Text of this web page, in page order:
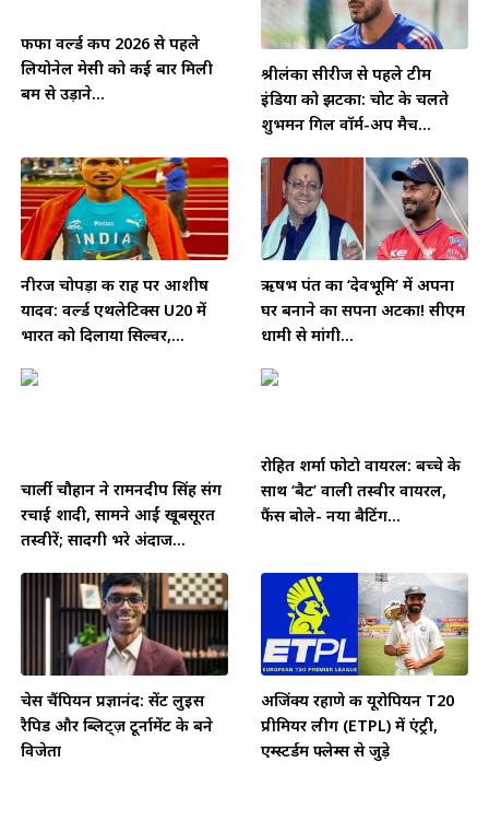
फीफा वर्ल्ड कप 2026 से पहले
लियोनेल मेसी को कई बार मिली
बम से उड़ाने...
श्रीलंका सीरीज से पहले टीम
इंडिया को झटका: चोट के चलते
शुभमन गिल वॉर्म-अप मैच...
नीरज चोपड़ा की राह पर आशीष
यादव: वर्ल्ड एथलेटिक्स U20 में
भारत को दिलाया सिल्वर,...
ऋषभ पंत का ‘देवभूमि’ में अपना
घर बनाने का सपना अटका! सीएम
धामी से मांगी...
चार्ली चौहान ने रामनदीप सिंह संग
रचाई शादी, सामने आईं खूबसूरत
तस्वीरें; सादगी भरे अंदाज...
रोहित शर्मा फोटो वायरल: बच्चे के
साथ ‘बैट’ वाली तस्वीर वायरल,
फैंस बोले- नया बैटिंग...
चेस चैंपियन प्रज्ञानंद: सेंट लुइस
रैपिड और ब्लिट्ज़ टूर्नामेंट के बने
विजेता
अजिंक्य रहाणे की यूरोपियन T20
प्रीमियर लीग (ETPL) में एंट्री,
एम्स्टर्डम फ्लेम्स से जुड़े